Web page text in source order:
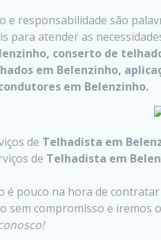
e responsabilidade são
para atender as
conserto de
em Belenzinho,
em Belenzinho.
de Telhadista em
de Telhadista em
é pouco na hora de
sem compromisso e iremos